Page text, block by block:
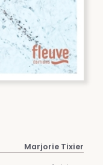
Marjorie Tixier